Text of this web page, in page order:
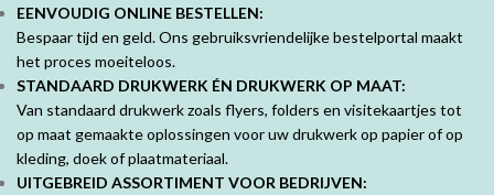
EENVOUDIG ONLINE BESTELLEN:
Bespaar tijd en geld. Ons gebruiksvriendelijke bestelportal maakt
het proces moeiteloos.
STANDAARD DRUKWERK ÉN DRUKWERK OP MAAT:
Van standaard drukwerk zoals flyers, folders en visitekaartjes tot
op maat gemaakte oplossingen voor uw drukwerk op papier of op
kleding, doek of plaatmateriaal.
UITGEBREID ASSORTIMENT VOOR BEDRIJVEN: